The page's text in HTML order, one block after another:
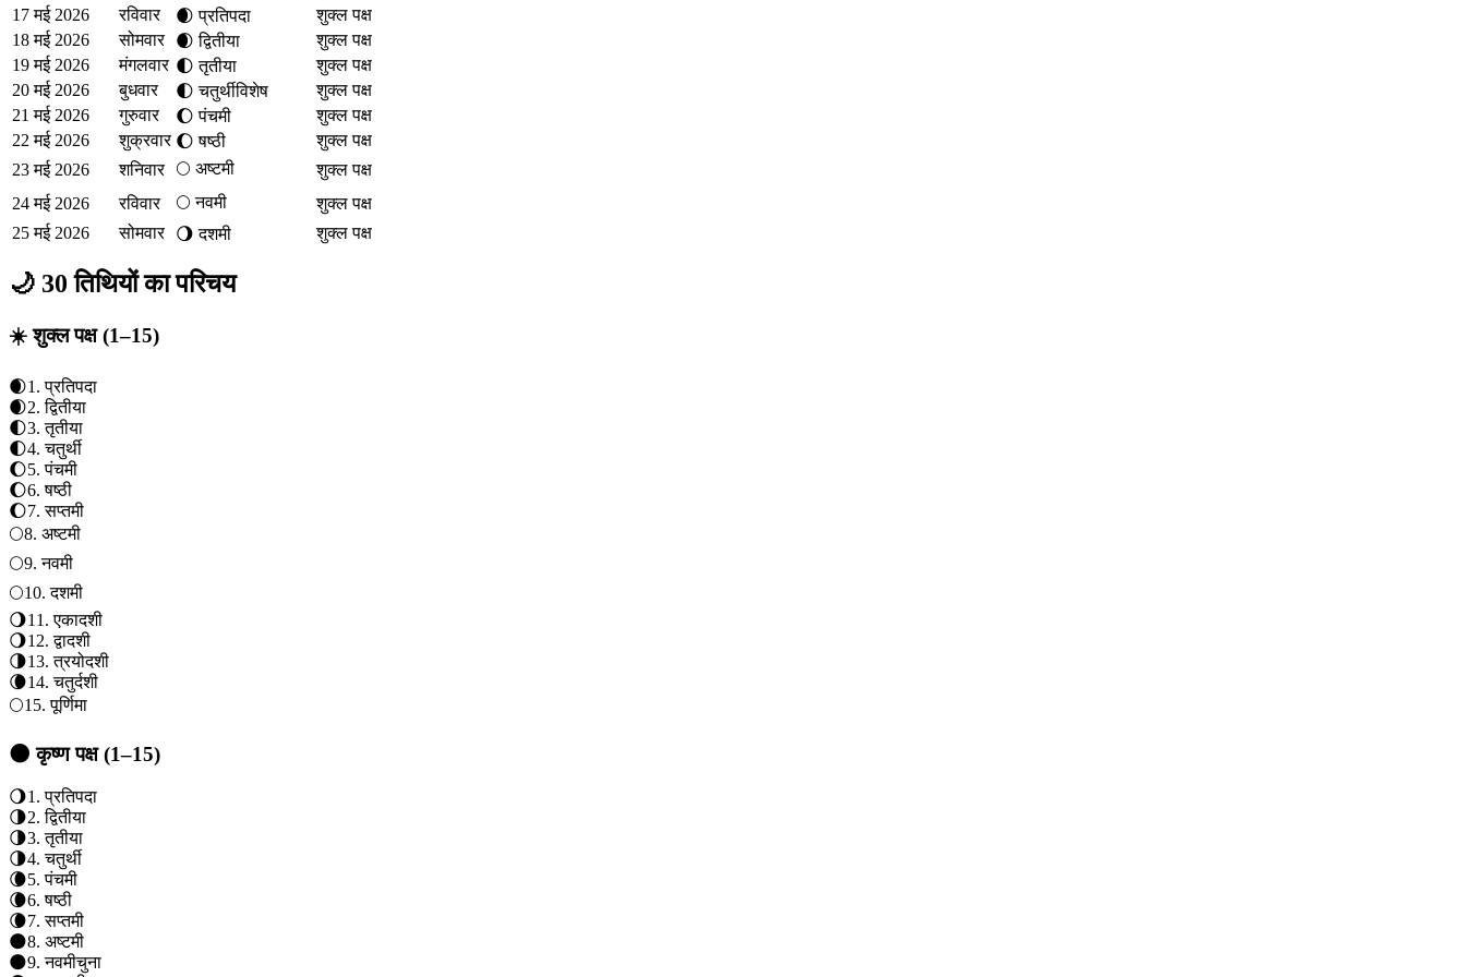
17 मई 2026
रविवार 🌒 प्रतिपदा
शुक्ल पक्ष
18 मई 2026
सोमवार 🌒 द्वितीया
शुक्ल पक्ष
19 मई 2026
मंगलवार 🌓 तृतीया
शुक्ल पक्ष
20 मई 2026
बुधवार 🌓 चतुर्थीविशेष
शुक्ल पक्ष
21 मई 2026
गुरुवार 🌔 पंचमी
शुक्ल पक्ष
22 मई 2026
शुक्रवार 🌔 षष्ठी
शुक्ल पक्ष
23 मई 2026
शनिवार 🌕 अष्टमी
शुक्ल पक्ष
24 मई 2026
रविवार 🌕 नवमी
शुक्ल पक्ष
25 मई 2026
सोमवार 🌖 दशमी शुक्ल पक्ष
🌙 30 तिथियों का परिचय
☀️ शुक्ल पक्ष (1–15)
🌒1 .प्रतिपदा
🌒2.द्वितीया
🌓3.तृतीया
🌓4.चतुर्थी
🌔5.पंचमी
🌔6.षष्ठी
🌔7.सप्तमी
🌕8. अष्टमी
🌕9.नवमी
🌕10.दशमी
🌖11 .एकादशी
🌖12.द्वादशी
🌗13.त्रयोदशी
🌘14.चतुर्दशी
🌕15.पूर्णिमा
🌑 कृष्ण पक्ष (1–15)
🌖1 .प्रतिपदा
🌗2.द्वितीया
🌗3.तृतीया
🌗4.चतुर्थी
🌘5.पंचमी
🌘6.षष्ठी
🌘7.सप्तमी
🌑8. अष्टमी
🌑9.नवमीचुना